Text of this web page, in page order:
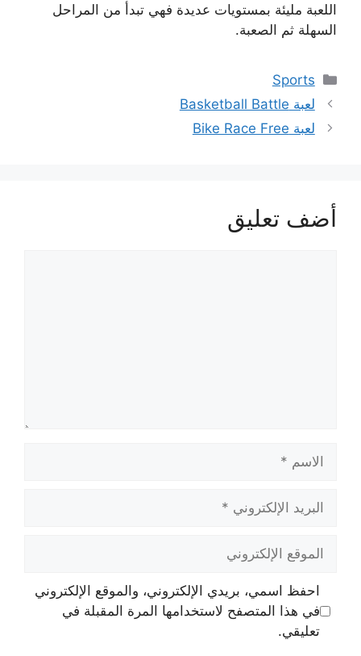
اللعبة مليئة بمستويات عديدة فهي تبدأ من المراحل
السهلة ثم الصعبة.
التصنيفات
Sports
لعبة Basketball Battle
لعبة Bike Race Free
أضف تعليق
الإلكتروني
الإلكتروني
احفظ اسمي، بريدي الإلكتروني، والموقع الإلكتروني
في هذا المتصفح لاستخدامها المرة المقبلة في
تعليقي.